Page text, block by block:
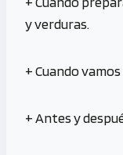
y verduras.
+ Cuando
+ Antes y